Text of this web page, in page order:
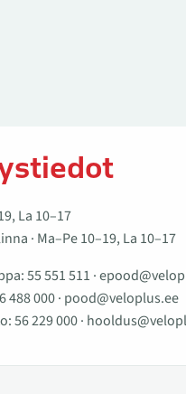
La 10–17
· Ma–Pe 10–19, La 10–17
55 551 511 ·
488 000· pood@veloplus.ee
56 229 000·